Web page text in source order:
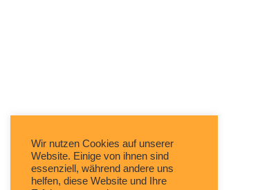
Wir nutzen Cookies auf unserer
Website. Einige von ihnen sind
essenziell, während andere uns
helfen, diese Website und Ihre